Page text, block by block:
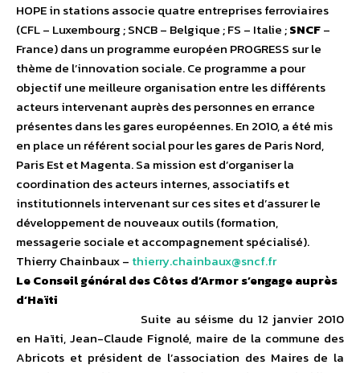
HOPE in stations associe quatre entreprises ferroviaires
(CFL – Luxembourg ; SNCB – Belgique ; FS – Italie ;SNCF–
France) dans un programme européen PROGRESS sur le
thème de l’innovation sociale. Ce programme a pour
objectif une meilleure organisation entre les différents
acteurs intervenant auprès des personnes en errance
présentes dans les gares européennes. En 2010, a été mis
en place un référent social pour les gares de Paris Nord,
Paris Est et Magenta. Sa mission est d’organiser la
coordination des acteurs internes, associatifs et
institutionnels intervenant sur ces sites et d’assurer le
développement de nouveaux outils (formation,
messagerie sociale et accompagnement spécialisé).
Thierry Chainbaux – thierry.chainbaux@sncf.fr
Le Conseil général des Côtes d’Armor s’engage auprès
d’Haïti
Suite au séisme du 12 janvier 2010
en Haïti, Jean-Claude Fignolé, maire de la commune des
Abricots et président de l’association des Maires de la